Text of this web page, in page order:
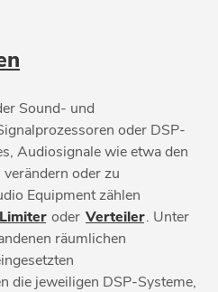
Sound- und
oder DSP-
Audiosignale wie etwa den
oder zu
Equipment zählen
Limiter oder Verteiler. Unter
räumlichen
die jeweiligen DSP-Systeme,